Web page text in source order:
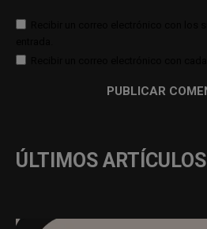
ÚLTIMOS ARTÍCULOS